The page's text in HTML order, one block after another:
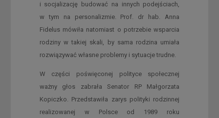
i socjalizację budować na innych podejściach,
w tym na personalizmie. Prof. dr hab. Anna
Fidelus mówiła natomiast o potrzebie wsparcia
rodziny w takiej skali, by sama rodzina umiała
rozwiązywać własne problemy i sytuacje trudne.
W części poświęconej polityce społecznej
ważny głos zabrała Senator RP Małgorzata
Kopiczko. Przedstawiła zarys polityki rodzinnej
realizowanej w Polsce od 1989 roku